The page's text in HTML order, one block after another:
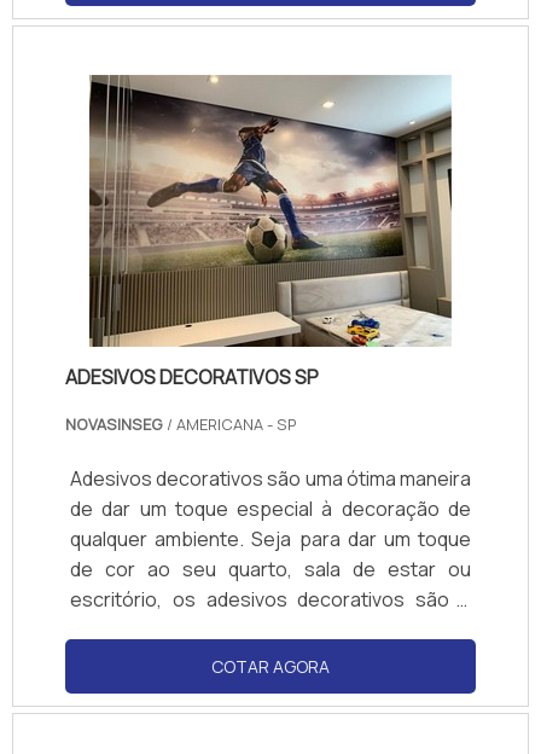
materiais resistentes e de acordo com as
contamos com profissionais qualificados
para auxiliar na escolha do melhor produto
para cada necessidade. Entre em contato e
saiba mais sobre nossos serviços de
comércio de placas de sinalização.
ADESIVOS DECORATIVOS SP
NOVASINSEG / AMERICANA - SP
Adesivos decorativos são uma ótima maneira
de dar um toque especial à decoração de
qualquer ambiente. Seja para dar um toque
de cor ao seu quarto, sala de estar ou
escritório, os adesivos decorativos são a
visual de seu ambiente sem gastar muito. Na
SP Adesivos você encontra uma grande
variedade de adesivos decorativos para
COTAR AGORA